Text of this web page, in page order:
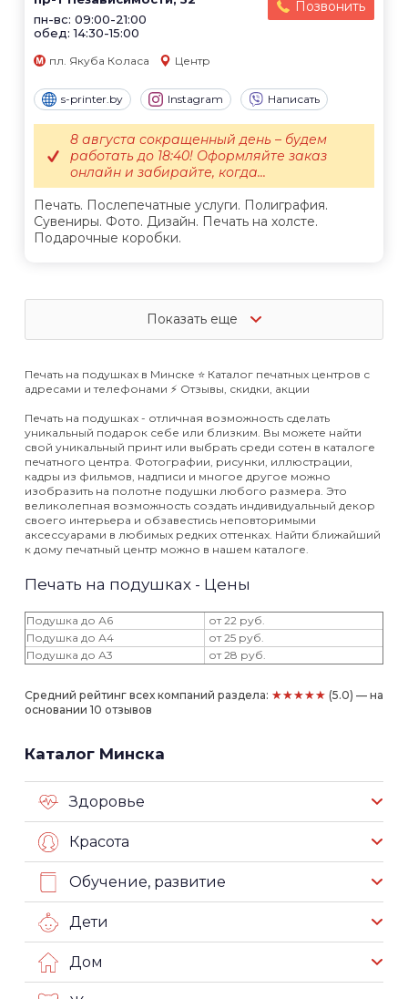
пн-вс: 09:00-21:00
обед: 14:30-15:00
Позвонить
пл. Якуба Коласа Центр
s-printer.by Instagram Написать
Печать. Послепечатные услуги. Полиграфия.
Сувениры. Фото. Дизайн. Печать на холсте.
Подарочные коробки.
8 августа сокращенный день – будем
работать до 18:40! Оформляйте заказ
онлайн и забирайте, когда...
Показать еще
Печать на подушках в Минске ⭐️ Каталог печатных центров с
адресами и телефонами ⚡️ Отзывы, скидки, акции
Печать на подушках - отличная возможность сделать
уникальный подарок себе или близким. Вы можете найти
свой уникальный принт или выбрать среди сотен в каталоге
печатного центра. Фотографии, рисунки, иллюстрации,
кадры из фильмов, надписи и многое другое можно
изобразить на полотне подушки любого размера. Это
великолепная возможность создать индивидуальный декор
своего интерьера и обзавестись неповторимыми
аксессуарами в любимых редких оттенках. Найти ближайший
к дому печатный центр можно в нашем каталоге.
Печать на подушках - Цены
Подушка до А6
от 22 руб.
Подушка до А4
от 25 руб.
Подушка до А3
от 28 руб.
Средний рейтинг всех компаний раздела: ★★★★★ (5.0) — на
основании 10 отзывов
Каталог Минска
Здоровье
Красота
Обучение, развитие
Дети
Дом